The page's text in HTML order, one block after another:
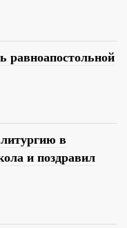
равноапостольной
в
и поздравил